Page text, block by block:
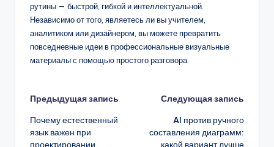
рутины — быстрой, гибкой и интеллектуальной.
Независимо от того, являетесь ли вы учителем,
аналитиком или дизайнером, вы можете превратить
повседневные идеи в профессиональные визуальные
материалы с помощью простого разговора.
Навигация
записи
Предыдущая запись
Почему естественный
язык важен при
проектировании
Следующая запись
AI против ручного
составления диаграмм:
какой вариант лучше